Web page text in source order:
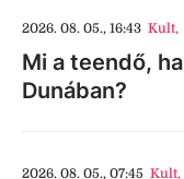
2026. 08. 05., 16:43 Kult,
Mi a teendő,
Dunában?
2026. 08. 05., 07:45 Kult,